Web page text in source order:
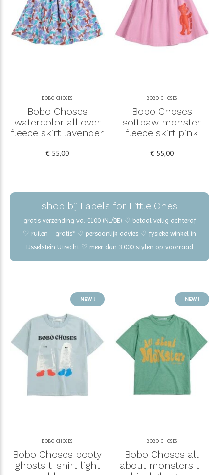
BOBO CHOSES
Bobo Choses
watercolor all over
fleece skirt lavender
€ 55,00
BOBO CHOSES
Bobo Choses
softpaw monster
fleece skirt pink
€ 55,00
shop bij Labels for Little Ones
gratis verzending va. €100 (NL/BE) ♡ betaal veilig achteraf
♡ ruilen = gratis* ♡ persoonlijk advies ♡ fysieke winkel in
IJsselstein Utrecht ♡ meer dan 3.000 stylen op voorraad
NEW !
BOBO CHOSES
Bobo Choses booty
ghosts t-shirt light
NEW !
BOBO CHOSES
Bobo Choses all
about monsters t-